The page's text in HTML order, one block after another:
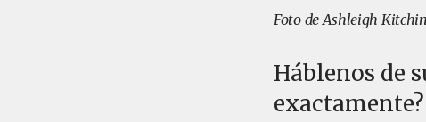
Foto de Ashleigh
Háblenos de
exactamente?